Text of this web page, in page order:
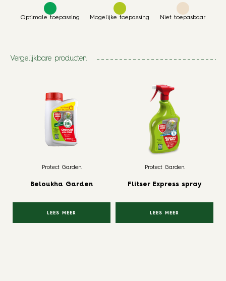
Optimale toepassing Mogelijke toepassing Niet toepasbaar
Vergelijkbare producten
Protect Garden
Beloukha Garden
LEES MEER
Protect Garden
Flitser Express spray
LEES MEER